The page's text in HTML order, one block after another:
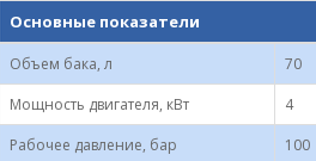
Основные показатели
Объем бака, л
70
Мощность двигателя, кВт
4
Рабочее давление, бар
100